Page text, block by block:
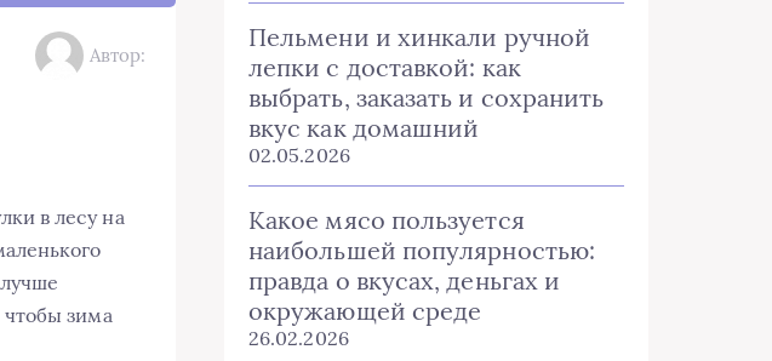
Автор:
в лесу на
чтобы зима
Пельмени и хинкали ручной
лепки с доставкой: как
выбрать, заказать и сохранить
вкус как домашний
02.05.2026
Какое мясо пользуется
наибольшей популярностью:
правда о вкусах, деньгах и
окружающей среде
26.02.2026